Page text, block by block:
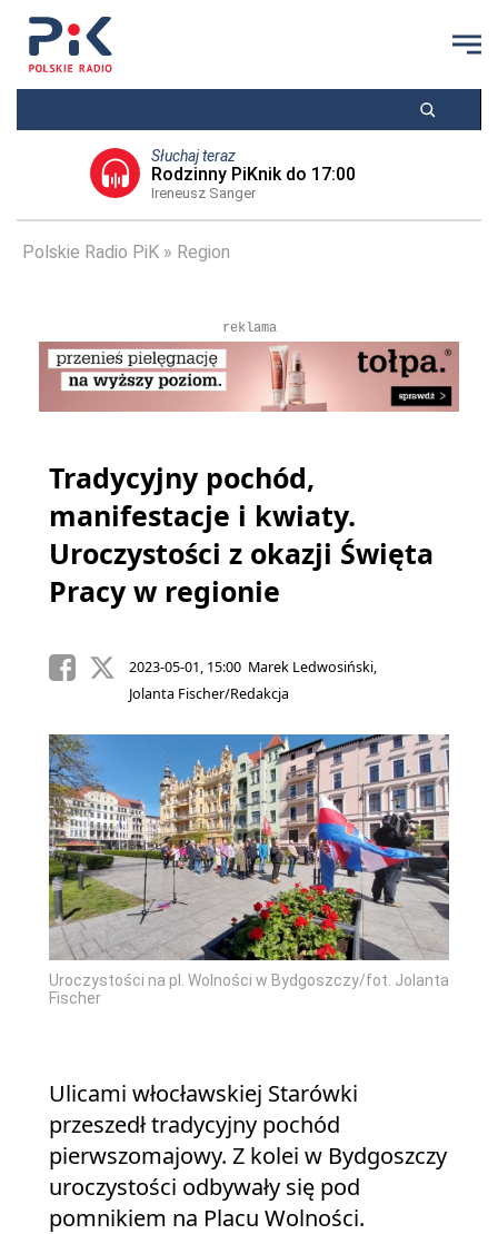
Słuchaj teraz
Rodzinny PiKnik do 17:00
Ireneusz Sanger
Polskie Radio PiK Region
reklama
Tradycyjny pochód,
manifestacje i kwiaty.
Uroczystości z okazji Święta
Pracy w regionie
2023-05-01, 15:00 Marek Ledwosiński,
Jolanta Fischer/Redakcja
Uroczystości na pl. Wolności w Bydgoszczy/fot. Jolanta
Fischer
Ulicami włocławskiej Starówki
przeszedł tradycyjny pochód
pierwszomajowy. Z kolei w Bydgoszczy
uroczystości odbywały się pod
pomnikiem na Placu Wolności.